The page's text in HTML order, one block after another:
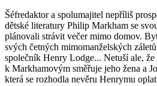
Šéfredaktor a spolumajitel nepříliš
dětské literatury Philip Markham se
plánovali strávit večer mimo domov.
svých četných mimomanželských
společník Henry Lodge... Netuší ale,
k Markhamovým směřuje jeho žena a
která se rozhodla nevěru Henrymu